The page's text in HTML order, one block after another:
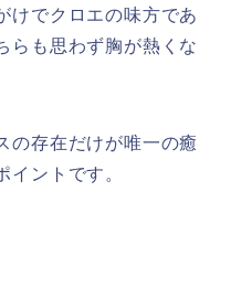
けでクロエの味方であ
らも思わず胸が熱くな
の存在だけが唯一の癒
イントです。